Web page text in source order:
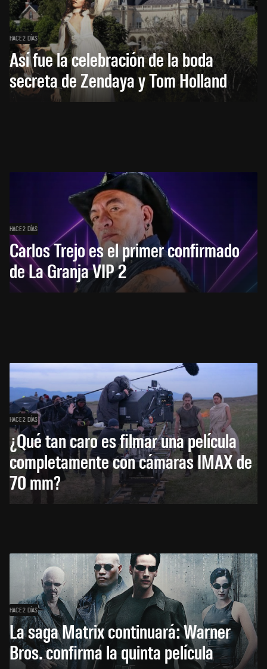
HACE 2 DÍAS
Así fue la celebración de la boda
secreta de Zendaya y Tom Holland
HACE 2 DÍAS
Carlos Trejo es el primer confirmado
de La Granja VIP 2
HACE 2 DÍAS
¿Qué tan caro es filmar una película
completamente con cámaras IMAX de
70 mm?
HACE 2 DÍAS
La saga Matrix continuará: Warner
Bros. confirma la quinta película